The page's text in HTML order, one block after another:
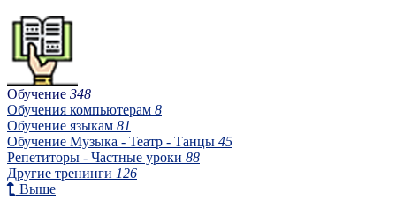
Обучение 348
Обучения компьютерам 8
Обучение языкам 81
Обучение Музыка - Театр - Танцы 45
Репетиторы - Частные уроки 88
Другие тренинги 126
Выше